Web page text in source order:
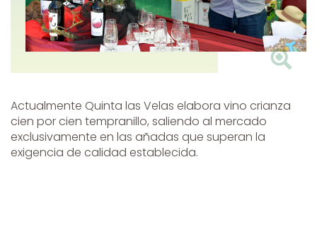
Actualmente Quinta las Velas elabora vino crianza
cien por cien tempranillo, saliendo al mercado
exclusivamente en las añadas que superan la
exigencia de calidad establecida.